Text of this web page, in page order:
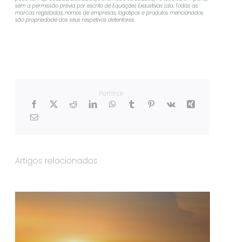
sem a permissão prévia por escrito de Equações Exaustivas Lda. Todas as
marcas registadas, nomes de empresas, logotipos e produtos mencionados
são propriedade dos seus respetivos detentores.
Partilhar
Artigos relacionados